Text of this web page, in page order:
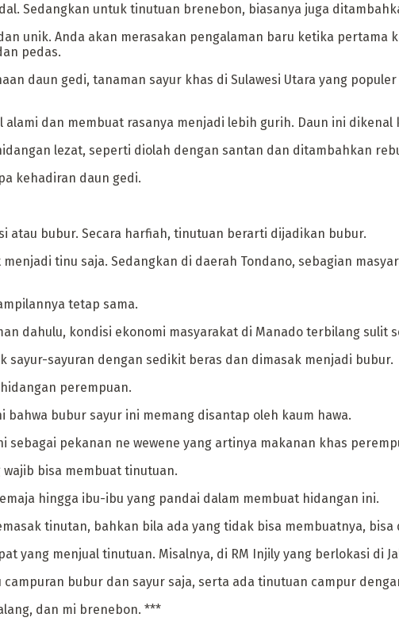
Sedangkan untuk tinutuan brenebon, biasanya juga
unik. Anda akan merasakan pengalaman baru ketika
pedas.
daun gedi, tanaman sayur khas di Sulawesi Utara yang
dan membuat rasanya menjadi lebih gurih. Daun ini
lezat, seperti diolah dengan santan dan ditambahkan
kehadiran daun gedi.
atau bubur. Secara harfiah, tinutuan berarti dijadikan bubur.
tinu saja. Sedangkan di daerah Tondano, sebagian
tetap sama.
dahulu, kondisi ekonomi masyarakat di Manado terbilang sulit
sayuran dengan sedikit beras dan dimasak menjadi bubur.
perempuan.
bubur sayur ini memang disantap oleh kaum hawa.
sebagai pekanan ne wewene yang artinya makanan khas
bisa membuat tinutuan.
hingga ibu-ibu yang pandai dalam membuat hidangan ini.
tinutan, bahkan bila ada yang tidak bisa membuatnya,
yang menjual tinutuan. Misalnya, di RM Injily yang berlokasi di
bubur dan sayur saja, serta ada tinutuan campur
dan mi brenebon. ***